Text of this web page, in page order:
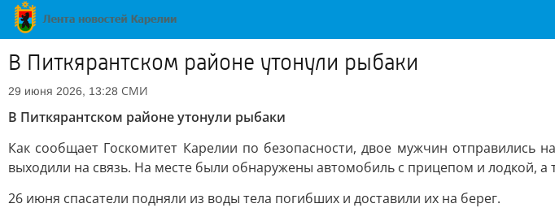
В Питкярантском районе утонули рыбаки
29 июня 2026, 13:28 СМИ
В Питкярантском районе утонули рыбаки
Как сообщает Госкомитет Карелии по безопасности, двое мужчин
выходили на связь. На месте были обнаружены автомобиль с прицепом и лодкой, а
26 июня спасатели подняли из воды тела погибших и доставили их на берег.